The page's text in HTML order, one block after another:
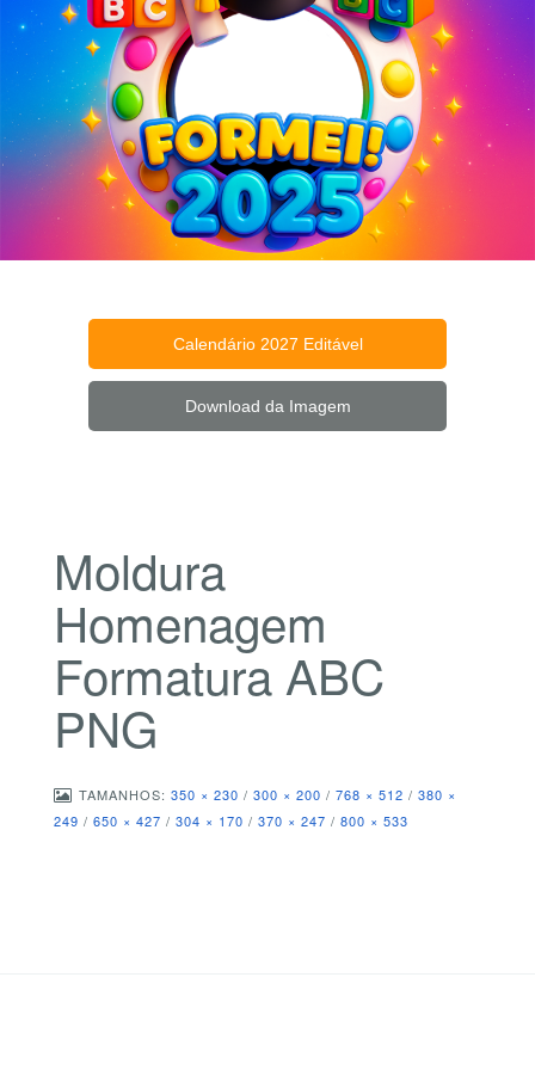
Calendário 2027 Editável
Download da Imagem
Moldura
Homenagem
Formatura ABC
PNG
TAMANHOS: 350 × 230 / 300 × 200 / 768 × 512 / 380 ×
249 / 650 × 427 / 304 × 170 / 370 × 247 / 800 × 533